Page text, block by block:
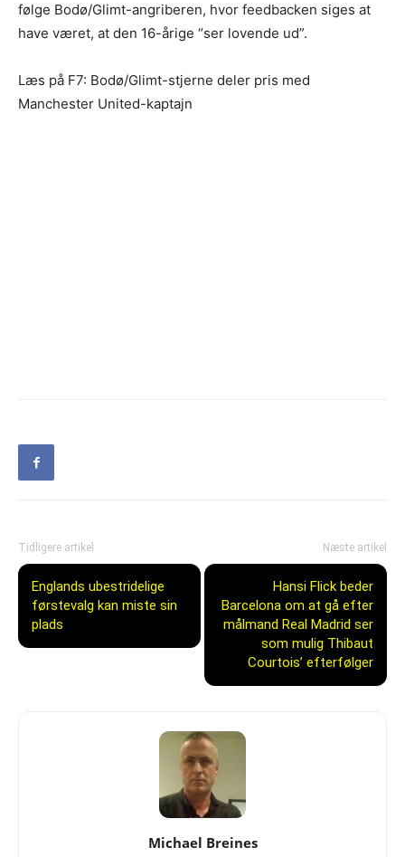
følge Bodø/Glimt-angriberen, hvor feedbacken siges at
have været, at den 16-årige “ser lovende ud”.
Læs på F7: Bodø/Glimt-stjerne deler pris med
Manchester United-kaptajn
Tidligere artikel
Englands ubestridelige
førstevalg kan miste sin
plads
Næste artikel
Hansi Flick beder
Barcelona om at gå efter
målmand Real Madrid ser
som mulig Thibaut
Courtois’ efterfølger
Michael Breines